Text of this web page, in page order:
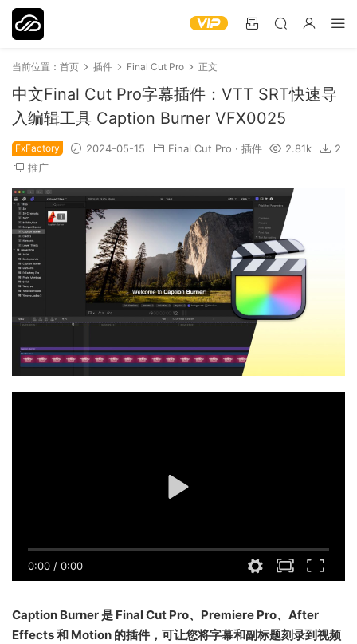
当前位置： 首页 插件 Final Cut Pro 正文
中文Final Cut Pro字幕插件：VTT SRT快速导
入编辑工具 Caption Burner VFX0025
FxFactory 2024-05-15 Final Cut Pro · 插件 2.81k
2
推广
0:00 / 0:00
Caption Burner 是 Final Cut Pro、Premiere Pro、After
Effects 和 Motion 的插件，可让您将字幕和副标题刻录到视频